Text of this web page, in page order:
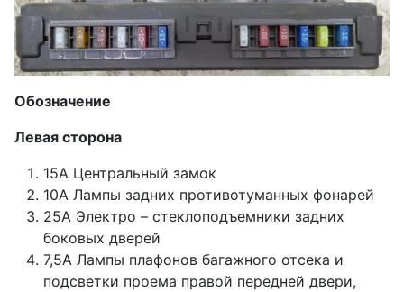
Обозначение
Левая сторона
15А Центральный замок
10А Лампы задних противотуманных фонарей
25А Электро – стеклоподъемники задних
боковых дверей
7,5А Лампы плафонов багажного отсека и
подсветки проема правой передней двери,